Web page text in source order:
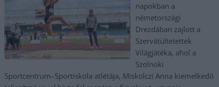
napokban a
németországi
Drezdában zajlott a
Szervátültetettek
Világjátéka, ahol a
Szolnoki
Sportcentrum–Sportiskola atlétája, Miskolczi Anna kiemelkedő